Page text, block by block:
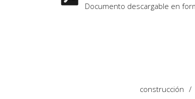
Documento descargable en
construcción /